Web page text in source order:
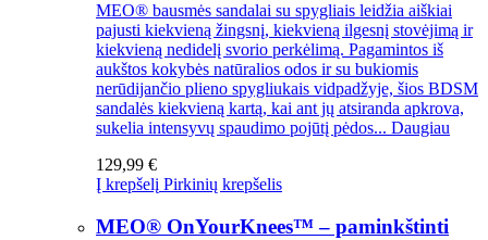
MEO® bausmės sandalai su spygliais leidžia aiškiai
pajusti kiekvieną žingsnį, kiekvieną ilgesnį stovėjimą ir
kiekvieną nedidelį svorio perkėlimą. Pagamintos iš
aukštos kokybės natūralios odos ir su bukiomis
nerūdijančio plieno spygliukais vidpadžyje, šios BDSM
sandalės kiekvieną kartą, kai ant jų atsiranda apkrova,
sukelia intensyvų spaudimo pojūtį pėdos... Daugiau
129,99 €
Į krepšelį Pirkinių krepšelis
MEO® OnYourKnees™ – paminkštinti